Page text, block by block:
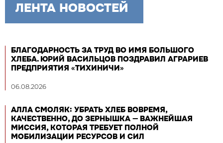
ЛЕНТА НОВОСТЕЙ
БЛАГОДАРНОСТЬ ЗА ТРУД ВО ИМЯ БОЛЬШОГО
ХЛЕБА. ЮРИЙ ВАСИЛЬЦОВ ПОЗДРАВИЛ АГРАРИЕВ
ПРЕДПРИЯТИЯ «ТИХИНИЧИ»
06.08.2026
АЛЛА СМОЛЯК: УБРАТЬ ХЛЕБ ВОВРЕМЯ,
КАЧЕСТВЕННО, ДО ЗЕРНЫШКА — ВАЖНЕЙШАЯ
МИССИЯ, КОТОРАЯ ТРЕБУЕТ ПОЛНОЙ
МОБИЛИЗАЦИИ РЕСУРСОВ И СИЛ